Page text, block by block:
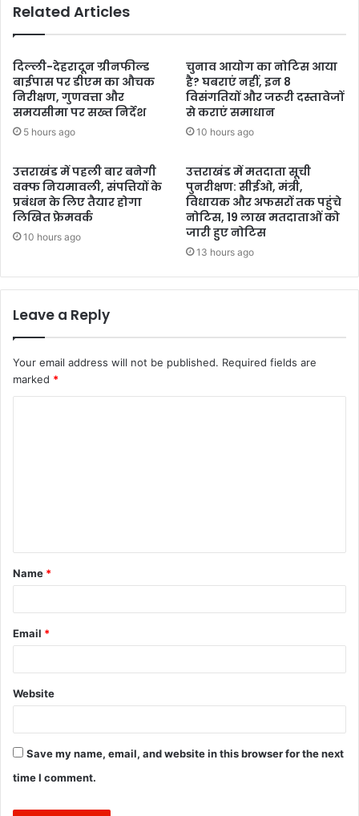
Related Articles
दिल्ली-देहरादून ग्रीनफील्ड
बाईपास पर डीएम का औचक
निरीक्षण, गुणवत्ता और
समयसीमा पर सख्त निर्देश
5 hours ago
चुनाव आयोग का नोटिस आया
है? घबराएं नहीं, इन 8
विसंगतियों और जरूरी दस्तावेजों
से कराएं समाधान
10 hours ago
उत्तराखंड में पहली बार बनेगी
वक्फ नियमावली, संपत्तियों के
प्रबंधन के लिए तैयार होगा
लिखित फ्रेमवर्क
10 hours ago
उत्तराखंड में मतदाता सूची
पुनरीक्षण: सीईओ, मंत्री,
विधायक और अफसरों तक पहुंचे
नोटिस, 19 लाख मतदाताओं को
जारी हुए नोटिस
13 hours ago
Leave a Reply
Your email address will not be published. Required fields are
marked *
t
*
Name *
Email *
Website
Save my name, email, and website in this browser for the next
time I comment.